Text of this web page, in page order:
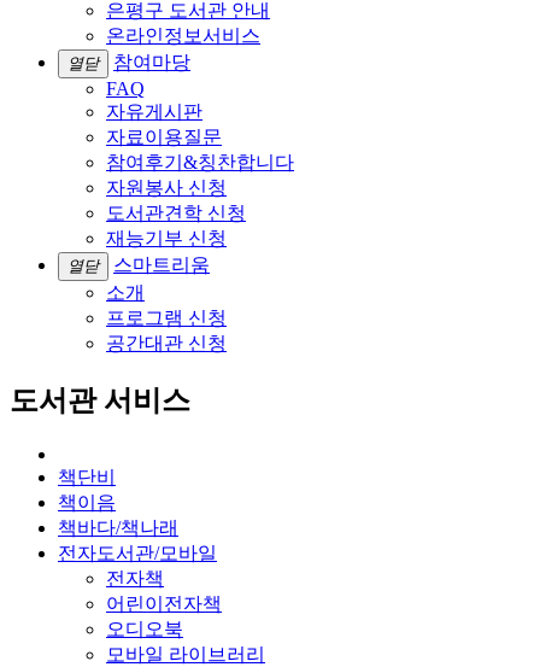
은평구 도서관 안내
온라인정보서비스
열닫
참여마당
FAQ
자유게시판
자료이용질문
참여후기&칭찬합니다
자원봉사 신청
도서관견학 신청
재능기부 신청
열닫
스마트리움
소개
프로그램 신청
공간대관 신청
도서관 서비스
책단비
책이음
책바다/책나래
전자도서관/모바일
전자책
어린이전자책
오디오북
모바일 라이브러리